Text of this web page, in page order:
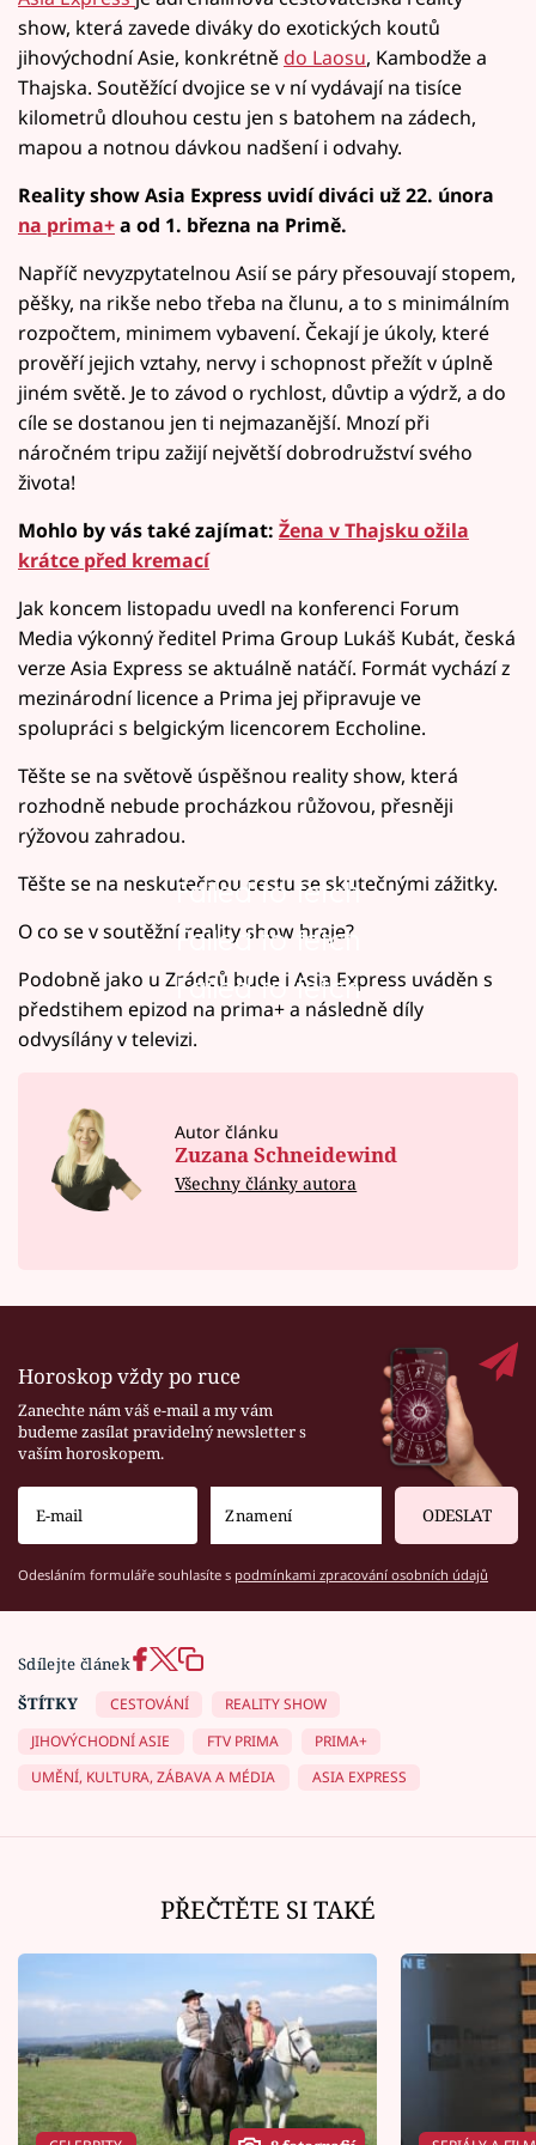
show, která zavede diváky do exotických koutů
jihovýchodní Asie, konkrétně do Laosu, Kambodže a
Thajska. Soutěžící dvojice se v ní vydávají na tisíce
kilometrů dlouhou cestu jen s batohem na zádech,
mapou a notnou dávkou nadšení i odvahy.
Reality show Asia Express uvidí diváci už 22. února
na prima+a od 1. března na Primě.
Napříč nevyzpytatelnou Asií se páry přesouvají stopem,
pěšky, na rikše nebo třeba na člunu, a to s minimálním
rozpočtem, minimem vybavení. Čekají je úkoly, které
prověří jejich vztahy, nervy i schopnost přežít v úplně
jiném světě. Je to závod o rychlost, důvtip a výdrž, a do
cíle se dostanou jen ti nejmazanější. Mnozí při
náročném tripu zažijí největší dobrodružství svého
života!
Mohlo by vás také zajímat: Žena v Thajsku ožila
krátce před kremací
Jak koncem listopadu uvedl na konferenci Forum
Media výkonný ředitel Prima Group Lukáš Kubát, česká
verze Asia Express se aktuálně natáčí. Formát vychází z
mezinárodní licence a Prima jej připravuje ve
spolupráci s belgickým licencorem Eccholine.
Těšte se na světově úspěšnou reality show, která
rozhodně nebude procházkou růžovou, přesněji
rýžovou zahradou.
Failed to fetch
Těšte se na neskutečnou cestu se skutečnými zážitky.
Failed to fetch
O co se v soutěžní reality show hraje?
Failed to fetch
Podobně jako u Zrádců bude i Asia Express uváděn s
předstihem epizod na prima+ a následně díly
odvysílány v televizi.
Autor článku
Zuzana Schneidewind
Všechny články autora
Horoskop vždy po ruce
Zanechte nám váš e-mail a my vám
budeme zasílat pravidelný newsletter s
vaším horoskopem.
ODESLAT
Odesláním formuláře souhlasíte s podmínkami zpracování osobních údajů
Sdílejte článek
ŠTÍTKY
CESTOVÁNÍ
REALITY SHOW
JIHOVÝCHODNÍ ASIE
FTV PRIMA
PRIMA+
UMĚNÍ, KULTURA, ZÁBAVA A MÉDIA
ASIA EXPRESS
PŘEČTĚTE SI TAKÉ